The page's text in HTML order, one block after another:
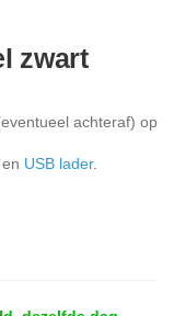
zwart
achteraf) op
en USB lader.